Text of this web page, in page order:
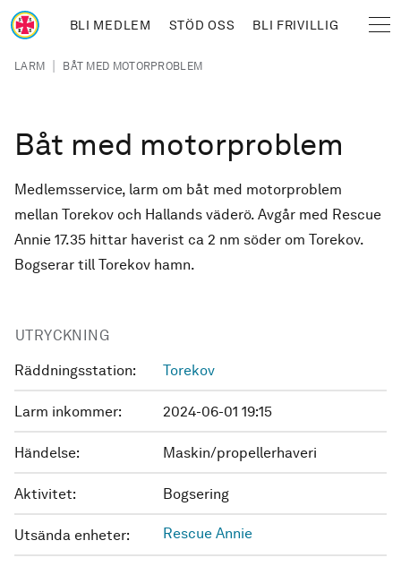
Hoppa till huvudinnehåll
BLI MEDLEM STÖD OSS BLI FRIVILLIG
Länkstig
LARM | BÅT MED MOTORPROBLEM
Båt med motorproblem
Medlemsservice, larm om båt med motorproblem
mellan Torekov och Hallands väderö. Avgår med Rescue
Annie 17.35 hittar haverist ca 2 nm söder om Torekov.
Bogserar till Torekov hamn.
UTRYCKNING
Räddningsstation: Torekov
Larm inkommer: 2024-06-01 19:15
Händelse: Maskin/propellerhaveri
Aktivitet: Bogsering
Utsända enheter: Rescue Annie